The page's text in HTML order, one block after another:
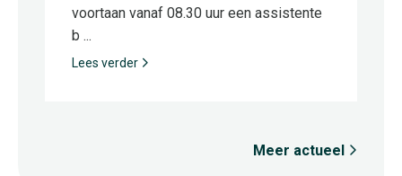
voortaan vanaf 08.30 uur een assistente
b ...
Lees verder
Meer actueel